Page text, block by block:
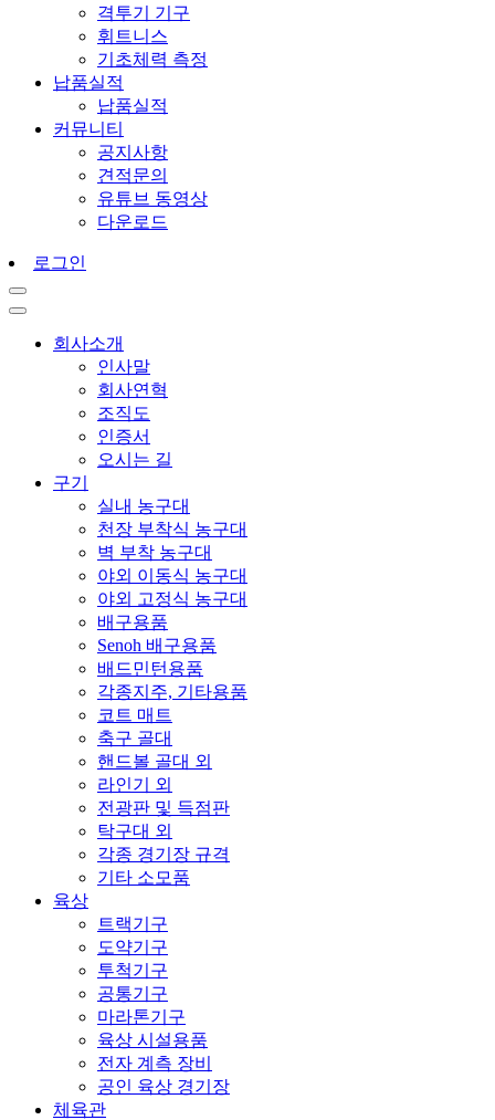
격투기 기구
휘트니스
기초체력 측정
납품실적
납품실적
커뮤니티
공지사항
견적문의
유튜브 동영상
다운로드
로그인
회사소개
인사말
회사연혁
조직도
인증서
오시는 길
구기
실내 농구대
천장 부착식 농구대
벽 부착 농구대
야외 이동식 농구대
야외 고정식 농구대
배구용품
Senoh 배구용품
배드민턴용품
각종지주, 기타용품
코트 매트
축구 골대
핸드볼 골대 외
라인기 외
전광판 및 득점판
탁구대 외
각종 경기장 규격
기타 소모품
육상
트랙기구
도약기구
투척기구
공통기구
마라톤기구
육상 시설용품
전자 계측 장비
공인 육상 경기장
체육관